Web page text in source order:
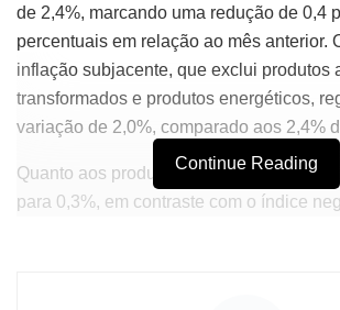
de 2,4%, marcando uma redução de 0,4
percentuais em relação ao mês anterior.
inflação subjacente, que exclui produtos
transformados e produtos energéticos,
variação de 2,0%, comparado aos 2,4%
Quanto aos produtos energéticos, a
para 0,3%, em contraste com o índice
Continue Reading